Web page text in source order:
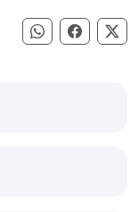
Compartir